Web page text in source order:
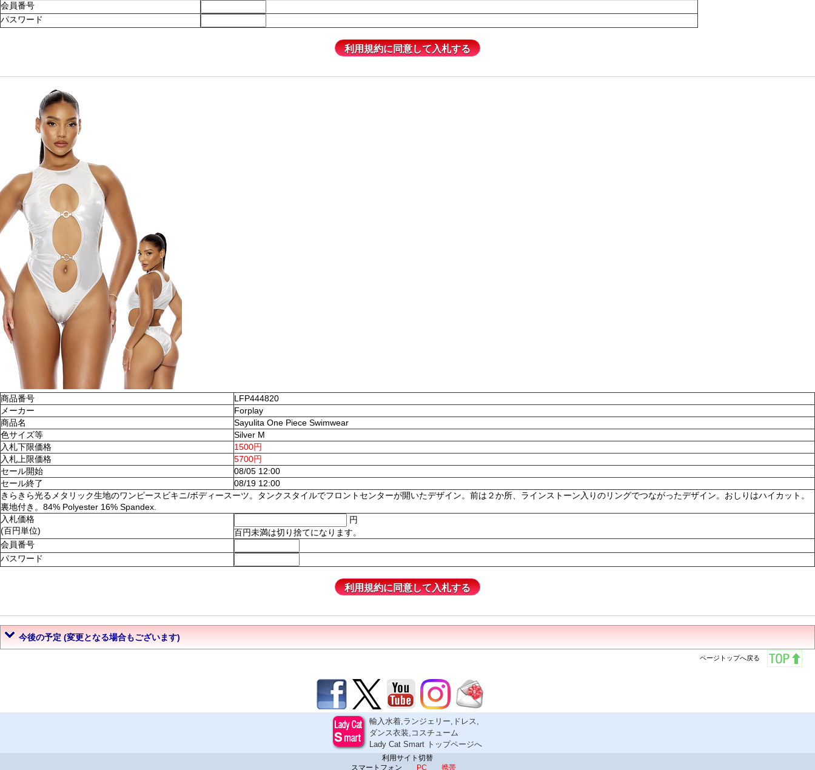
会員番号
パスワード
商品番号
LFP444820
メーカー
Forplay
商品名
Sayulita One Piece Swimwear
色サイズ等
Silver M
入札下限価格
1500円
入札上限価格
5700円
セール開始
08/05 12:00
セール終了
08/19 12:00
きらきら光るメタリック生地のワンピースビキニ/ボディースーツ。タンクスタイルでフロントセンターが開いたデザイン。前は２か所、ラインストーン入りのリングでつながったデザイン。おしりはハイカット。
裏地付き。84% Polyester 16% Spandex.
入札価格
(百円単位)
円
百円未満は切り捨てになります。
会員番号
パスワード
今後の予定 (変更となる場合もございます)
ページトップへ戻る
輸入水着,ランジェリー,ドレス,
ダンス衣装,コスチューム
Lady Cat Smart トップページへ
利用サイト切替
スマートフォン
PC 携帯